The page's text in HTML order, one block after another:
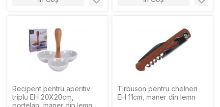
Recipent pentru aperitiv
triplu EH 20X20cm,
portelan, maner din lemn
Tirbuson pentru chelneri
EH 11cm, maner din lemn